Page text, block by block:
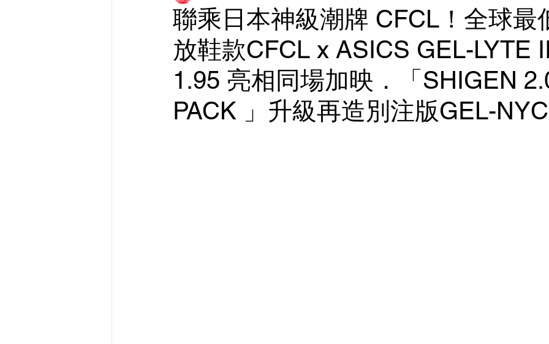
聯乘日本神級潮牌 CFCL！全球最
放鞋款CFCL x ASICS GEL-LYTE
1.95 亮相同場加映．「SHIGEN
PACK 」升級再造別注版GEL-NYC